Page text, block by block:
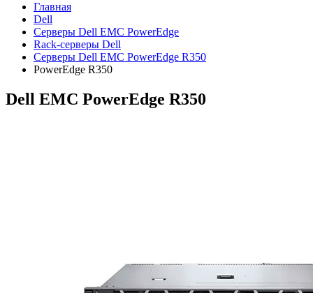
Главная
Dell
Серверы Dell EMC PowerEdge
Rack-серверы Dell
Серверы Dell EMC PowerEdge R350
PowerEdge R350
Dell EMC PowerEdge R350